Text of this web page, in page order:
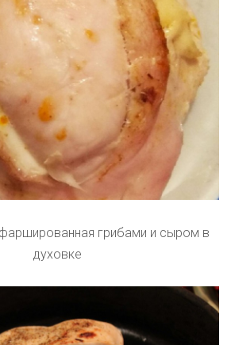
грибами и сыром в
духовке